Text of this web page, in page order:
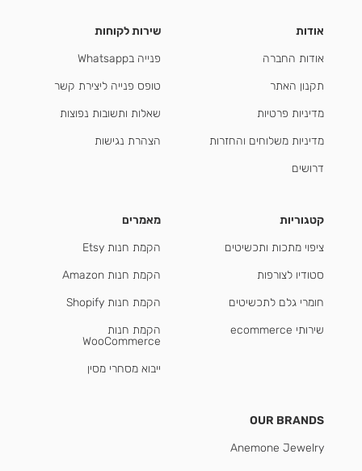
אודות
אודות החברה
תקנון האתר
מדיניות פרטיות
מדיניות משלוחים והחזרות
דרושים
שירות לקוחות
פנייה בWhatsapp
טופס פנייה ליצירת קשר
שאלות ותשובות נפוצות
הצהרת נגישות
קטגוריות
ציפוי מתכות ותכשיטים
סטודיו לצורפות
חומרי גלם לתכשיטים
שירותי ecommerce
מאמרים
הקמת חנות Etsy
הקמת חנות Amazon
הקמת חנות Shopify
הקמת חנות
WooCommerce
ייבוא מסחרי מסין
OUR BRANDS
Anemone Jewelry